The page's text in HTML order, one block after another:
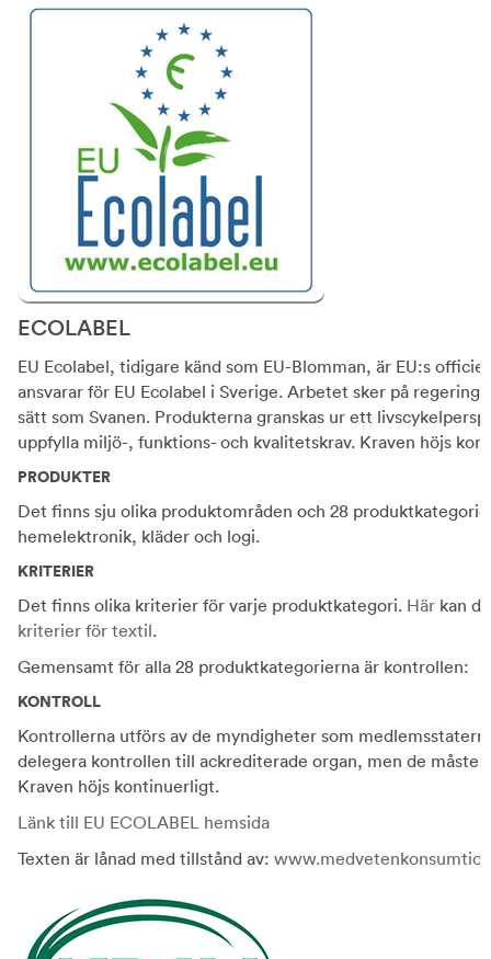
ECOLABEL
EU Ecolabel, tidigare känd som EU-Blomman, är EU:s
ansvarar för EU Ecolabel i Sverige. Arbetet sker på
sätt som Svanen. Produkterna granskas ur ett
uppfylla miljö-, funktions- och kvalitetskrav. Kraven höjs
PRODUKTER
Det finns sju olika produktområden och 28
hemelektronik, kläder och logi.
KRITERIER
Det finns olika kriterier för varje produktkategori. Här kan
kriterier för textil.
Gemensamt för alla 28 produktkategorierna är kontrollen:
KONTROLL
Kontrollerna utförs av de myndigheter som
delegera kontrollen till ackrediterade organ, men de måste
Kraven höjs kontinuerligt.
Länk till EU ECOLABEL hemsida
Texten är lånad med tillstånd av: